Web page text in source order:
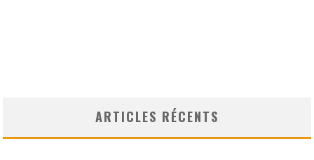
ARTICLES RÉCENTS